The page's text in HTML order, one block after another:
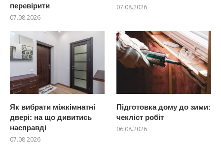
перевірити
07.08.2026
07.08.2026
Як вибрати міжкімнатні
двері: на що дивитись
насправді
07.08.2026
Підготовка дому до зими:
чекліст робіт
06.08.2026